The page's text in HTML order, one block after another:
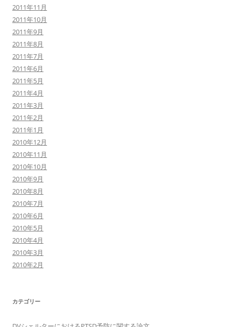
2011年11月
2011年10月
2011年9月
2011年8月
2011年7月
2011年6月
2011年5月
2011年4月
2011年3月
2011年2月
2011年1月
2010年12月
2010年11月
2010年10月
2010年9月
2010年8月
2010年7月
2010年6月
2010年5月
2010年4月
2010年3月
2010年2月
カテゴリー